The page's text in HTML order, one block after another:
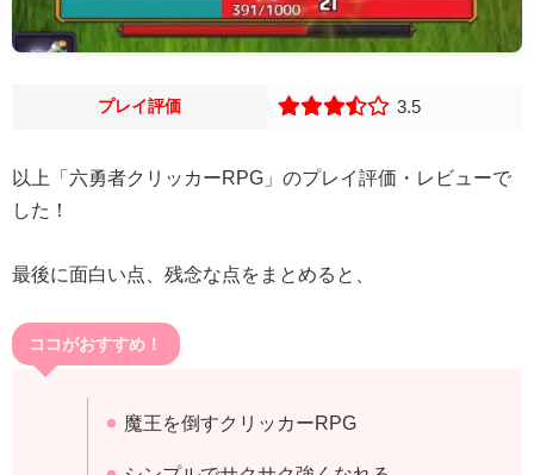
プレイ評価 3.5
以上「六勇者クリッカーRPG」のプレイ評価・レビューで
した！
最後に面白い点、残念な点をまとめると、
ココがおすすめ！
魔王を倒すクリッカーRPG